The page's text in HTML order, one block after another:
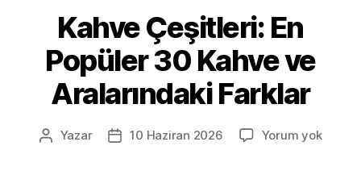
Kahve Çeşitleri: En
Popüler 30 Kahve ve
Aralarındaki Farklar
Yazının
Yazar
Yazı10 Haziran 2026 Yorum yokKahve